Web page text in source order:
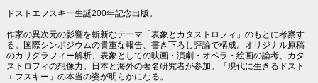
ドストエフスキー生誕200年記念出版。
作家の異次元の影響を斬新なテーマ「表象とカタストロフィ」のもとに考察す
る。国際シンポジウムの貴重な報告、書き下ろし評論で構成。オリジナル原稿
のカリグラフィー解析、表象としての映画・演劇・オペラ・絵画の論考、カタ
ストロフィの想像力。日本と海外の著名研究者が参加。「現代に生きるドスト
エフスキー」の本当の姿が明らかになる。